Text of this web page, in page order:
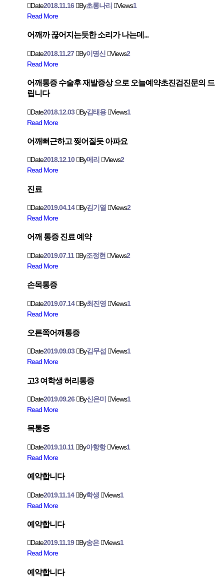
Date2018.11.16 By초롱나리 Views1
Read More
어깨까 끊어지는듯한 소리가 나는데...
Date2018.11.27 By이명신 Views2
Read More
어깨통증 수술후 재발증상 으로 오늘예약초진검진문의 드
립니다
Date2018.12.03 By김태용 Views1
Read More
어깨뻐근하고 찢어질듯 아파요
Date2018.12.10 By메리 Views2
Read More
진료
Date2019.04.14 By김기열 Views2
Read More
어깨 통증 진료 예약
Date2019.07.11 By조정현 Views2
Read More
손목통증
Date2019.07.14 By최진영 Views1
Read More
오른쪽어깨통증
Date2019.09.03 By김무섭 Views1
Read More
고3 여학생 허리통증
Date2019.09.26 By신은미 Views1
Read More
목통증
Date2019.10.11 By아항항 Views1
Read More
예약합니다
Date2019.11.14 By학생 Views1
Read More
예약합니다
Date2019.11.19 By송은 Views1
Read More
예약합니다